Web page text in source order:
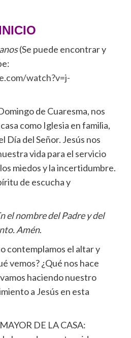
(Se puede encontrar y
watch?v=j-
de Cuaresma, nos
como Iglesia en familia,
Día del Señor. Jesús nos
vida para el servicio
miedos y la incertidumbre.
de escucha y
el nombre del Padre y del
Amén.
contemplamos el altar y
vemos? ¿Qué nos hace
haciendo nuestro
a Jesús en esta
DE LA CASA: